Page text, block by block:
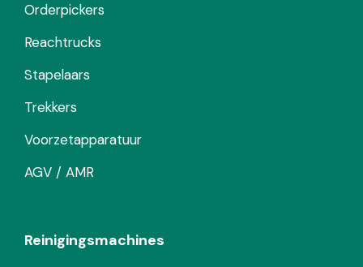
Orderpickers
Reachtrucks
Stapelaars
Trekkers
Voorzetapparatuur
AGV / AMR
Reinigingsmachines